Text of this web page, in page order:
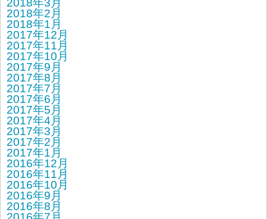
2018年2月
2018年1月
2017年12月
2017年11月
2017年10月
2017年9月
2017年8月
2017年7月
2017年6月
2017年5月
2017年4月
2017年3月
2017年2月
2017年1月
2016年12月
2016年11月
2016年10月
2016年9月
2016年8月